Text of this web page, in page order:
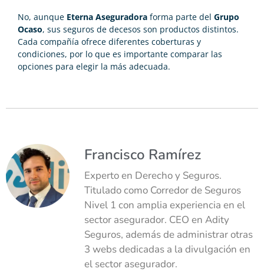
No, aunque Eterna Aseguradora forma parte del Grupo
Ocaso, sus seguros de decesos son productos distintos.
Cada compañía ofrece diferentes coberturas y
condiciones, por lo que es importante comparar las
opciones para elegir la más adecuada.
Francisco Ramírez
Experto en Derecho y Seguros.
Titulado como Corredor de Seguros
Nivel 1 con amplia experiencia en el
sector asegurador. CEO en Adity
Seguros, además de administrar otras
3 webs dedicadas a la divulgación en
el sector asegurador.